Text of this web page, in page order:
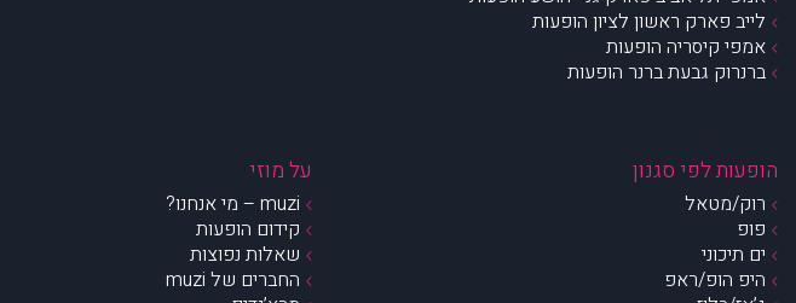
לייב פארק ראשון לציון הופעות
אמפי קיסריה הופעות
ברנרוק גבעת ברנר הופעות
הופעות לפי סגנון
רוק/מטאל
פופ
ים תיכוני
היפ הופ/ראפ
על מוזי
muzi – מי אנחנו?
קידום הופעות
שאלות נפוצות
החברים של muzi